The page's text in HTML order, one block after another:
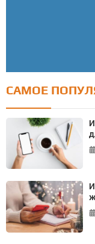
Тест: Как
Онлайн тест
САМОЕ